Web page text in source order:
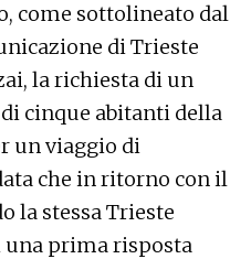
come sottolineato dal
di Trieste
la richiesta di un
cinque abitanti della
un viaggio di
che in ritorno con il
la stessa Trieste
prima risposta